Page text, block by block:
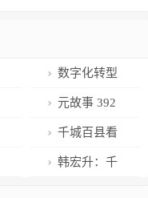
数字化转型
引领行业高质
量发展
元故事 392
期 │ 每一块漂
浮的桨板，终
千城百县看
中国｜河北永
韩宏升：千